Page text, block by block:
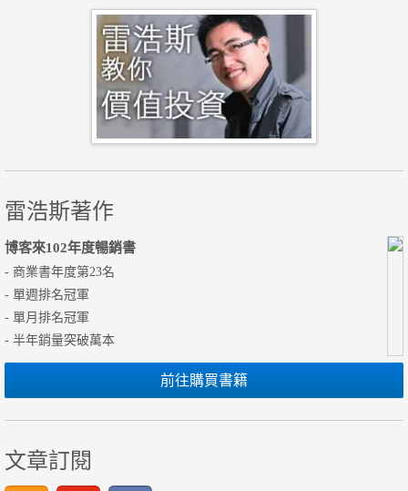
雷浩斯著作
博客來102年度暢銷書
- 商業書年度第23名
- 單週排名冠軍
- 單月排名冠軍
- 半年銷量突破萬本
前往購買書籍
文章訂閱